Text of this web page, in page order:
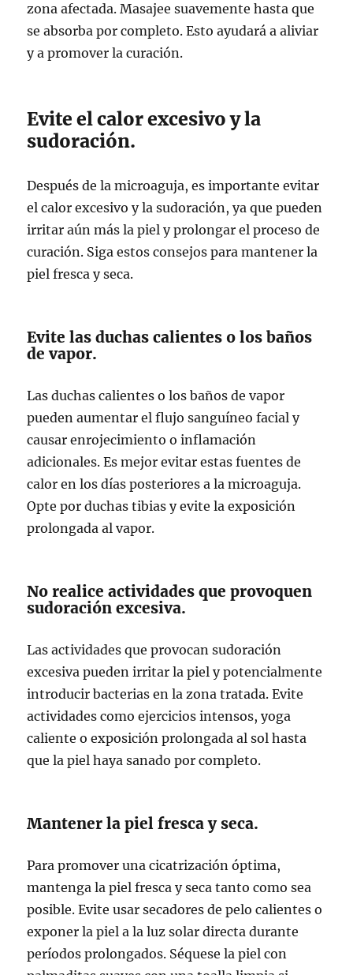
zona afectada. Masajee suavemente hasta que
se absorba por completo. Esto ayudará a aliviar
y a promover la curación.
Evite el calor excesivo y la
sudoración.
Después de la microaguja, es importante evitar
el calor excesivo y la sudoración, ya que pueden
irritar aún más la piel y prolongar el proceso de
curación. Siga estos consejos para mantener la
piel fresca y seca.
Evite las duchas calientes o los baños
de vapor.
Las duchas calientes o los baños de vapor
pueden aumentar el flujo sanguíneo facial y
causar enrojecimiento o inflamación
adicionales. Es mejor evitar estas fuentes de
calor en los días posteriores a la microaguja.
Opte por duchas tibias y evite la exposición
prolongada al vapor.
No realice actividades que provoquen
sudoración excesiva.
Las actividades que provocan sudoración
excesiva pueden irritar la piel y potencialmente
introducir bacterias en la zona tratada. Evite
actividades como ejercicios intensos, yoga
caliente o exposición prolongada al sol hasta
que la piel haya sanado por completo.
Mantener la piel fresca y seca.
Para promover una cicatrización óptima,
mantenga la piel fresca y seca tanto como sea
posible. Evite usar secadores de pelo calientes o
exponer la piel a la luz solar directa durante
períodos prolongados. Séquese la piel con